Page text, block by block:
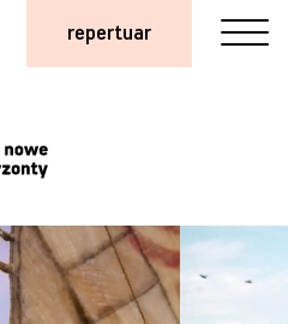
repertuar